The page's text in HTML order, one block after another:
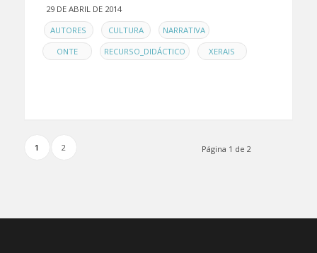
29 DE ABRIL DE 2014
EN AUTORES , CULTURA , NARRATIVA ,
ONTE , RECURSO_DIDÁCTICO , XERAIS
Página 1 de 2
1 2